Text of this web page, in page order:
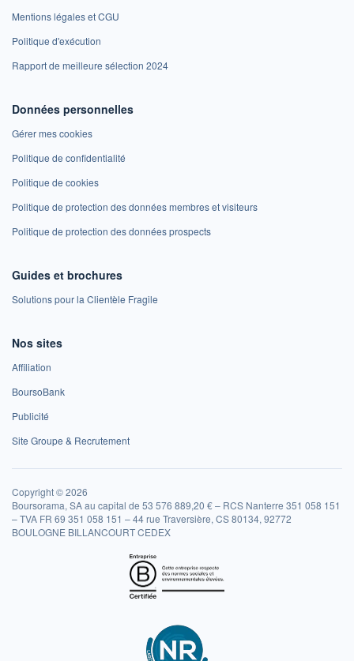
Mentions légales et CGU
Politique d'exécution
Rapport de meilleure sélection 2024
Données personnelles
Gérer mes cookies
Politique de confidentialité
Politique de cookies
Politique de protection des données membres et visiteurs
Politique de protection des données prospects
Guides et brochures
Solutions pour la Clientèle Fragile
Nos sites
Affiliation
BoursoBank
Publicité
Site Groupe & Recrutement
Copyright © 2026
Boursorama, SA au capital de 53 576 889,20 € – RCS Nanterre 351 058 151
– TVA FR 69 351 058 151 – 44 rue Traversière, CS 80134, 92772
BOULOGNE BILLANCOURT CEDEX